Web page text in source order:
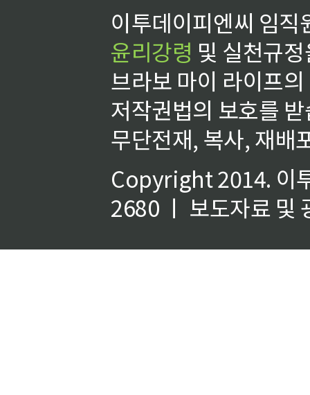
이투데이피엔씨 임
윤리강령 및 실천규
브라보 마이 라이프
저작권법의 보호를
무단전재, 복사, 재배
Copyright 2014. 이
2680 ㅣ 보도자료